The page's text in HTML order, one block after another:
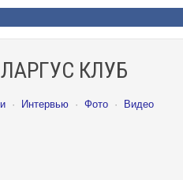
КЛУБ
· Интервью · Фото · Видео